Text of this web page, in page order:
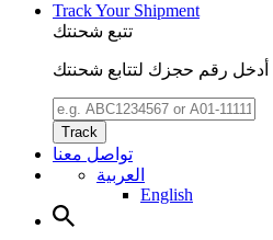
Track Your Shipment
تتبع شحنتك
أدخل رقم حجزك لتتابع شحنتك
Track
تواصل معنا
العربية
English